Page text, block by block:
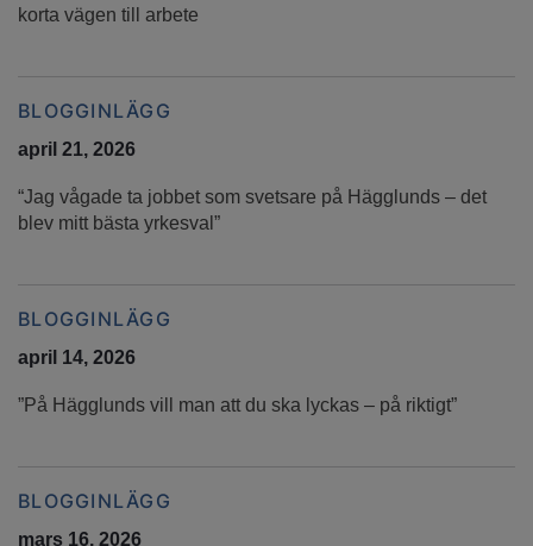
korta vägen till arbete
BLOGGINLÄGG
april 21, 2026
“Jag vågade ta jobbet som svetsare på Hägglunds – det
blev mitt bästa yrkesval”
BLOGGINLÄGG
april 14, 2026
”På Hägglunds vill man att du ska lyckas – på riktigt”
BLOGGINLÄGG
mars 16, 2026